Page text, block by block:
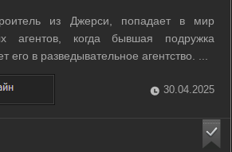
из Джерси, попадает в мир
агентов, когда бывшая подружка
его в разведывательное агентство. ...
30.04.2025